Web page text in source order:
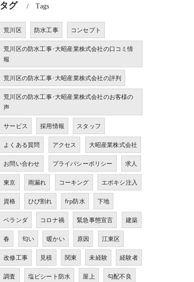
タグ Tags
荒川区 防水工事 コンセプト
荒川区の防水工事･大昭産業株式会社の口コミ情
報
荒川区の防水工事･大昭産業株式会社の評判
荒川区の防水工事･大昭産業株式会社のお客様の
声
サービス 採用情報 スタッフ
よくある質問 アクセス 大昭産業株式会社
お問い合わせ プライバシーポリシー 求人
東京 雨漏れ コーキング エポキシ注入
資格 ひび割れ frp防水 下地
ベランダ コロナ禍 緊急事態宣言 建築
春 匂い 暖かい 原因 江東区
改修工事 見積 関東 未経験 経験者
調査 塩ビシート防水 屋上 勾配不良